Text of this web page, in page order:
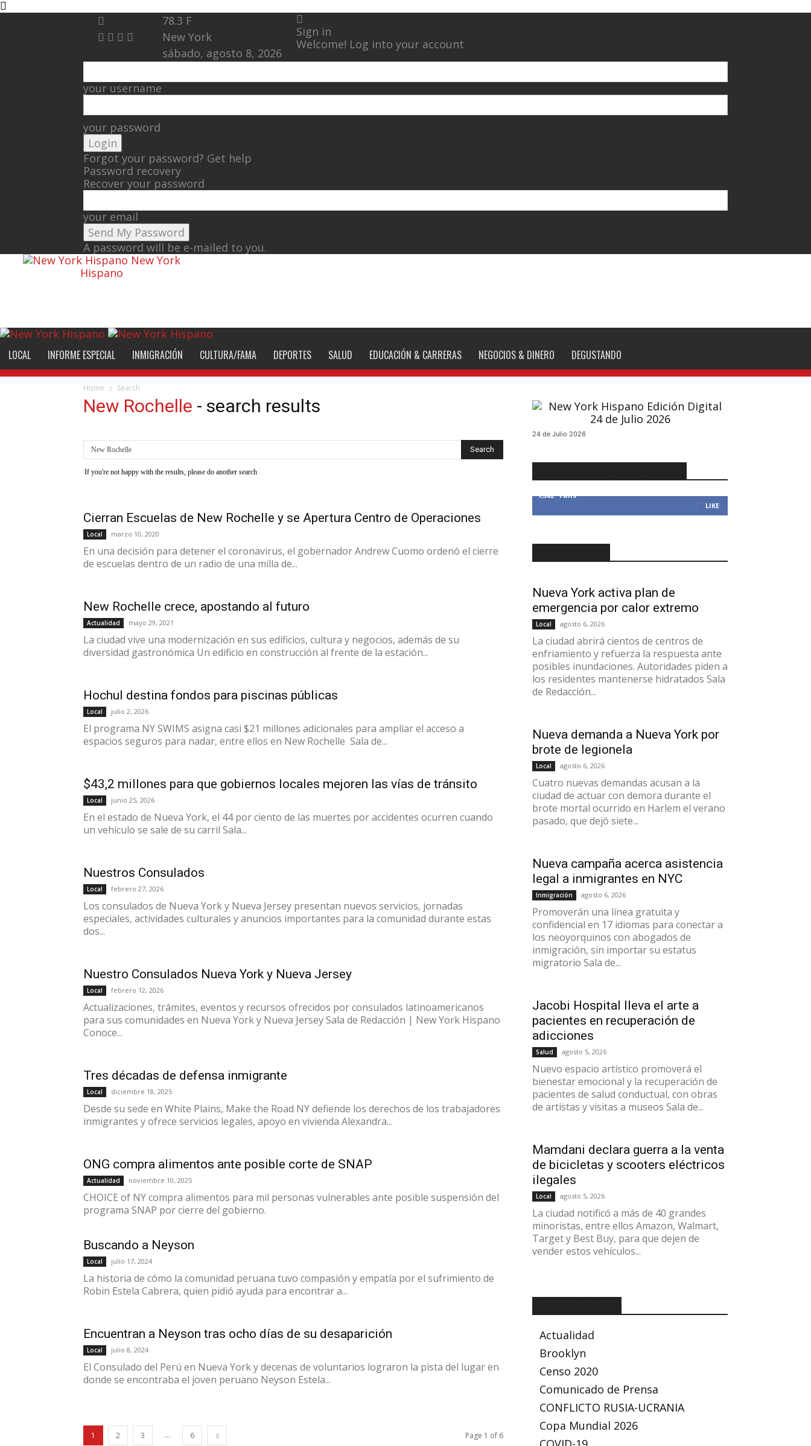
78.3 F
New York
sábado, agosto 8, 2026
Sign in
Welcome! Log into your account
your username
your password
Forgot your password? Get help
Password recovery
Recover your password
your email
A password will be e-mailed to you.
New York
Hispano
LOCAL INFORME ESPECIAL INMIGRACIÓN CULTURA/FAMA DEPORTES SALUD EDUCACIÓN & CARRERAS NEGOCIOS & DINERO DEGUSTANDO
Home Search
New Rochelle - search results
If you're not happy with the results, please do another search
Cierran Escuelas de New Rochelle y se Apertura Centro de Operaciones
Local marzo 10, 2020
En una decisión para detener el coronavirus, el gobernador Andrew Cuomo ordenó el cierre
de escuelas dentro de un radio de una milla de...
New Rochelle crece, apostando al futuro
Actualidad mayo 29, 2021
La ciudad vive una modernización en sus edificios, cultura y negocios, además de su
diversidad gastronómica Un edificio en construcción al frente de la estación...
Hochul destina fondos para piscinas públicas
Local julio 2, 2026
El programa NY SWIMS asigna casi $21 millones adicionales para ampliar el acceso a
espacios seguros para nadar, entre ellos en New Rochelle Sala de...
$43,2 millones para que gobiernos locales mejoren las vías de tránsito
Local junio 25, 2026
En el estado de Nueva York, el 44 por ciento de las muertes por accidentes ocurren cuando
un vehículo se sale de su carril Sala...
Nuestros Consulados
Local febrero 27, 2026
Los consulados de Nueva York y Nueva Jersey presentan nuevos servicios, jornadas
especiales, actividades culturales y anuncios importantes para la comunidad durante estas
dos...
Nuestro Consulados Nueva York y Nueva Jersey
Local febrero 12, 2026
Actualizaciones, trámites, eventos y recursos ofrecidos por consulados latinoamericanos
para sus comunidades en Nueva York y Nueva Jersey Sala de Redacción | New York Hispano
Conoce...
Tres décadas de defensa inmigrante
Local diciembre 18, 2025
Desde su sede en White Plains, Make the Road NY defiende los derechos de los trabajadores
inmigrantes y ofrece servicios legales, apoyo en vivienda Alexandra...
ONG compra alimentos ante posible corte de SNAP
Actualidad noviembre 10, 2025
CHOICE of NY compra alimentos para mil personas vulnerables ante posible suspensión del
programa SNAP por cierre del gobierno.
Buscando a Neyson
Local julio 17, 2024
La historia de cómo la comunidad peruana tuvo compasión y empatía por el sufrimiento de
Robin Estela Cabrera, quien pidió ayuda para encontrar a...
Encuentran a Neyson tras ocho días de su desaparición
Local julio 8, 2024
El Consulado del Perú en Nueva York y decenas de voluntarios lograron la pista del lugar en
donde se encontraba el joven peruano Neyson Estela...
1 2 3 ... 6 Page 1 of 6
24 de Julio 2026
1,382 Fans
LIKE
Nueva York activa plan de
emergencia por calor extremo
Local agosto 6, 2026
La ciudad abrirá cientos de centros de
enfriamiento y refuerza la respuesta ante
posibles inundaciones. Autoridades piden a
los residentes mantenerse hidratados Sala
de Redacción...
Nueva demanda a Nueva York por
brote de legionela
Local agosto 6, 2026
Cuatro nuevas demandas acusan a la
ciudad de actuar con demora durante el
brote mortal ocurrido en Harlem el verano
pasado, que dejó siete...
Nueva campaña acerca asistencia
legal a inmigrantes en NYC
Inmigración agosto 6, 2026
Promoverán una línea gratuita y
confidencial en 17 idiomas para conectar a
los neoyorquinos con abogados de
inmigración, sin importar su estatus
migratorio Sala de...
Jacobi Hospital lleva el arte a
pacientes en recuperación de
adicciones
Salud agosto 5, 2026
Nuevo espacio artístico promoverá el
bienestar emocional y la recuperación de
pacientes de salud conductual, con obras
de artistas y visitas a museos Sala de...
Mamdani declara guerra a la venta
de bicicletas y scooters eléctricos
ilegales
Local agosto 5, 2026
La ciudad notificó a más de 40 grandes
minoristas, entre ellos Amazon, Walmart,
Target y Best Buy, para que dejen de
vender estos vehículos...
Actualidad
Brooklyn
Censo 2020
Comunicado de Prensa
CONFLICTO RUSIA-UCRANIA
Copa Mundial 2026